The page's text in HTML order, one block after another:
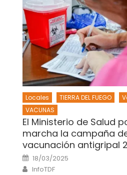
Locales TIERRA DEL FUEGO
VACUNAS
El Ministerio de Salud
marcha la campaña
vacunación antigripal
Posted
on
18/03/2025
Author
InfoTDF